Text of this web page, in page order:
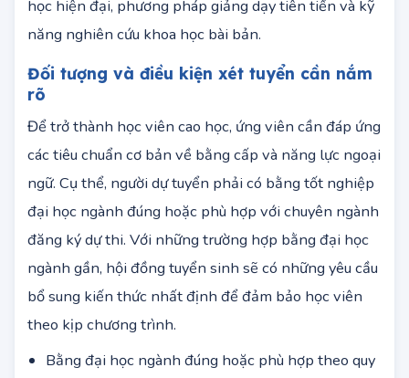
thuyết, mà còn được tiếp cận với tư duy ngôn ngữ
học hiện đại, phương pháp giảng dạy tiên tiến và kỹ
năng nghiên cứu khoa học bài bản.
rõ
Để trở thành học viên cao học, ứng viên cần đáp ứng
các tiêu chuẩn cơ bản về bằng cấp và năng lực ngoại
ngữ. Cụ thể, người dự tuyển phải có bằng tốt nghiệp
đại học ngành đúng hoặc phù hợp với chuyên ngành
đăng ký dự thi. Với những trường hợp bằng đại học
ngành gần, hội đồng tuyển sinh sẽ có những yêu cầu
bổ sung kiến thức nhất định để đảm bảo học viên
theo kịp chương trình.